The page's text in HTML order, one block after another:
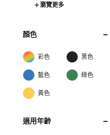
瀏覽更多
顏色
彩色 黑色
藍色 綠色
黃色
適用年齡